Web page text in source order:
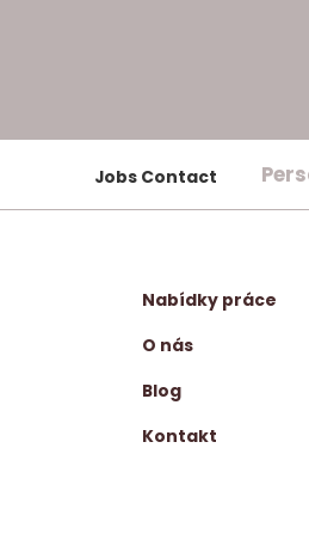
Jobs Contact
Nabídky práce
O nás
Blog
Kontakt